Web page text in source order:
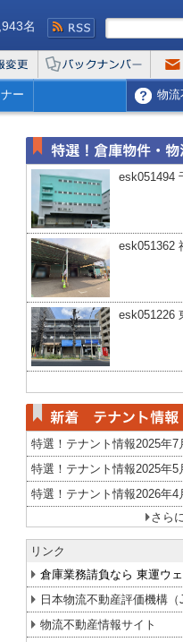
名
ー 物流
esk051494
esk051362
esk051226
特選！テナント情報2025年7
特選！テナント情報2025年5
特選！テナント情報2026年4
さら
リンク
倉庫業務請負なら 東運ウ
日本物流不動産評価機構（
物流不動産情報サイト